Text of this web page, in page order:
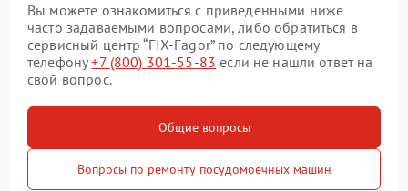
Вы можете ознакомиться с приведенными ниже
часто задаваемыми вопросами, либо обратиться в
сервисный центр “FIX-Fagor” по следующему
телефону+7 (800) 301-55-83 если не нашли ответ на
свой вопрос.
Общие вопросы
Вопросы по ремонту посудомоечных машин